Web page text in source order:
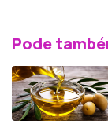
Pode